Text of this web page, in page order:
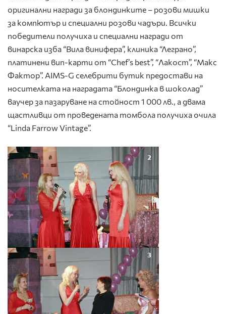
оригинални награди за блондинките – розови мишки
за компютър и специални розови чадъри. Всички
победители получиха и специални награди от
винарска изба “Вила винифера”, клиника “Леграно”,
платинени вип-карти от “Chef’s best”, “Лакост”, “Макс
Фактор”. AIMS-G селебрити бутик предостави на
носителката на наградата “Блондинка в шоколад”
ваучер за пазаруване на стойност 1 000 лв., а двама
щастливци от проведената томбола получиха очила
“Linda Farrow Vintage”.